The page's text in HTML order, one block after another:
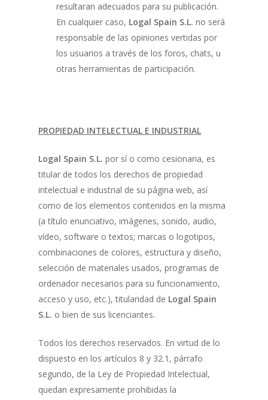
resultaran adecuados para su publicación.
En cualquier caso, Logal Spain S.L.no será
responsable de las opiniones vertidas por
los usuarios a través de los foros, chats, u
otras herramientas de participación.
PROPIEDAD INTELECTUAL E INDUSTRIAL
Logal Spain S.L.por sí o como cesionaria, es
titular de todos los derechos de propiedad
intelectual e industrial de su página web, así
como de los elementos contenidos en la misma
(a título enunciativo, imágenes, sonido, audio,
vídeo, software o textos; marcas o logotipos,
combinaciones de colores, estructura y diseño,
selección de materiales usados, programas de
ordenador necesarios para su funcionamiento,
acceso y uso, etc.), titularidad de Logal Spain
S.L. o bien de sus licenciantes.
Todos los derechos reservados. En virtud de lo
dispuesto en los artículos 8 y 32.1, párrafo
segundo, de la Ley de Propiedad Intelectual,
quedan expresamente prohibidas la